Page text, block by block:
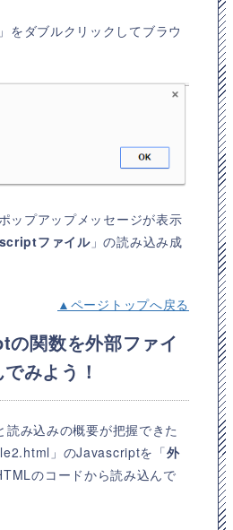
をダブルクリックしてブラウ
ップアップメッセージが表示
ファイル」の読み込み成
▲ページトップへ戻る
関数を外部ファイ
みよう！
読み込みの概要が把握できた
」のJavascriptを「外
のコードから読み込んで